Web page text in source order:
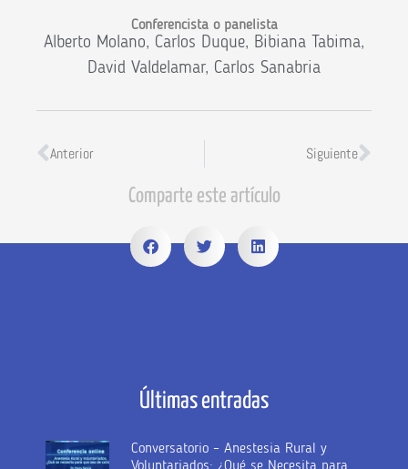
Conferencista o panelista
Alberto Molano, Carlos Duque, Bibiana Tabima,
David Valdelamar, Carlos Sanabria
Anterior Siguiente
Comparte este artículo
Últimas entradas
Conversatorio – Anestesia Rural y
Voluntariados: ¿Qué se Necesita para